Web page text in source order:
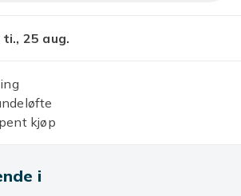
ti., 25 aug.
kjøp
i